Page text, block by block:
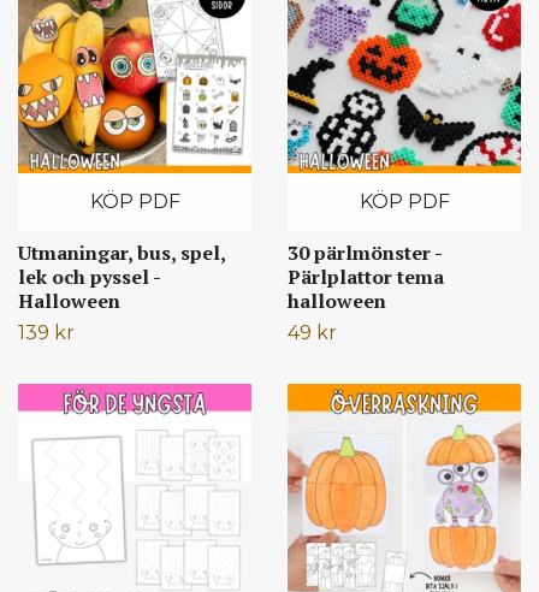
KÖP PDF
Utmaningar, bus, spel,
lek och pyssel -
Halloween
139 kr
KÖP PDF
30 pärlmönster -
Pärlplattor tema
halloween
49 kr